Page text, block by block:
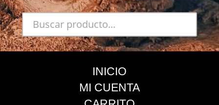
INICIO
MI CUENTA